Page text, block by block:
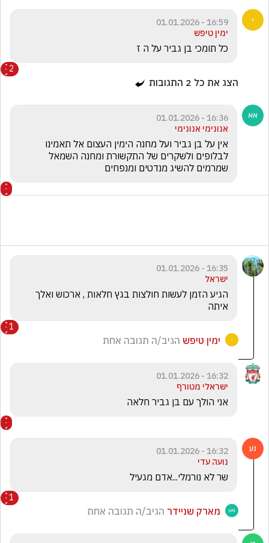
16:59 - 01.01.2026
ימין טיפש
כל תומכי בן גביר על ה ז
2
הצג את כל 2 התגובות
16:36 - 01.01.2026
אנונימי אנונימי
שמרמים להשיג מנדטים ומנפחים
16:35 - 01.01.2026
ישראל
איתה
1
ימין טיפש הגיב/ה תגובה אחת
16:32 - 01.01.2026
ישראלי מטורף
אני הולך עם בן גביר חלאה
16:32 - 01.01.2026
נועה עדי
שר לא נורמלי...אדם מגעיל
1
מארק שניידר הגיב/ה תגובה אחת